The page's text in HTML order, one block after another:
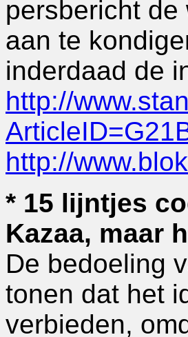
persbericht
aan te
inderdaad de
http://
http://
* 15 lijntjes
Kazaa, maar
De bedoeling
tonen dat het
verbieden,